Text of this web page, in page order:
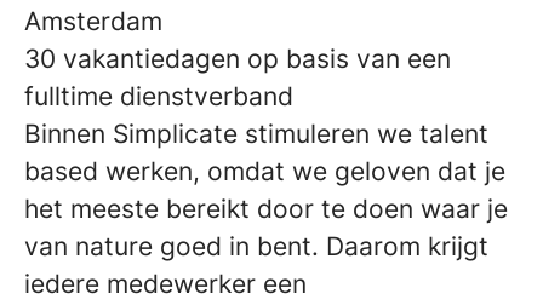
Amsterdam
30 vakantiedagen op basis van een
fulltime dienstverband
Binnen Simplicate stimuleren we talent
based werken, omdat we geloven dat je
het meeste bereikt door te doen waar je
van nature goed in bent. Daarom krijgt
iedere medewerker een